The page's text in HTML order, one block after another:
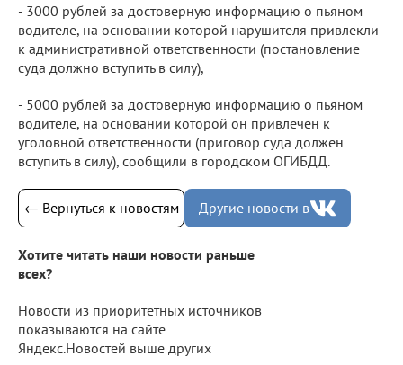
- 3000 рублей за достоверную информацию о пьяном
водителе, на основании которой нарушителя привлекли
к административной ответственности (постановление
суда должно вступить в силу),
- 5000 рублей за достоверную информацию о пьяном
водителе, на основании которой он привлечен к
уголовной ответственности (приговор суда должен
вступить в силу), сообщили в городском ОГИБДД.
← Вернуться к новостям Другие новости в
Хотите читать наши новости раньше
всех?
Новости из приоритетных источников
показываются на сайте
Яндекс.Новостей выше других